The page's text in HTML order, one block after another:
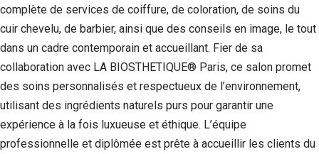
complète de services de coiffure, de coloration, de soins du
cuir chevelu, de barbier, ainsi que des conseils en image, le tout
dans un cadre contemporain et accueillant. Fier de sa
collaboration avec LA BIOSTHETIQUE® Paris, ce salon promet
des soins personnalisés et respectueux de l’environnement,
utilisant des ingrédients naturels purs pour garantir une
expérience à la fois luxueuse et éthique. L’équipe
professionnelle et diplômée est prête à accueillir les clients du
possible lors
Si vous
refusez ces
cookies,
certaines
fonctionnalités
disparaîtront
du site Web.